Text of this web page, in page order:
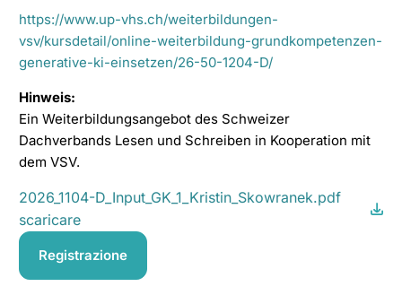
https://www.up-vhs.ch/weiterbildungen-
vsv/kursdetail/online-weiterbildung-grundkompetenzen-
generative-ki-einsetzen/26-50-1204-D/
Hinweis:
Ein Weiterbildungsangebot des Schweizer
Dachverbands Lesen und Schreiben in Kooperation mit
dem VSV.
2026_1104-D_Input_GK_1_Kristin_Skowranek.pdf
scaricare
Registrazione